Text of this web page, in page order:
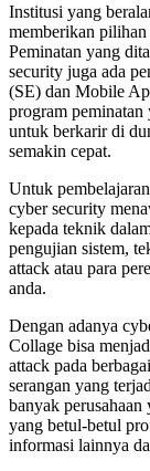
Institusi yang
memberikan pilihan
Peminatan yang
security juga ada
(SE) dan Mobile
program peminatan
untuk berkarir di
semakin cepat.
Untuk
cyber security
kepada teknik
pengujian sistem,
attack atau para
anda.
Dengan adanya
Collage bisa
attack pada
serangan yang
banyak
yang betul-betul
informasi lainnya